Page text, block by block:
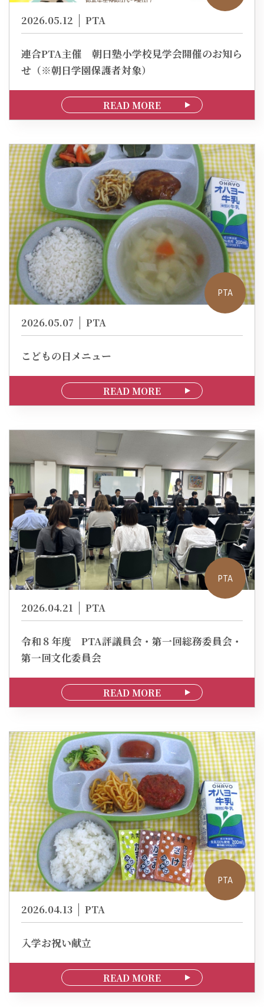
2026.05.12 PTA
連合PTA主催 朝日塾小学校見学会開催のお知ら
せ（※朝日学園保護者対象）
READ MORE
PTA
2026.05.07 PTA
こどもの日メニュー
READ MORE
PTA
2026.04.21 PTA
令和８年度 PTA評議員会・第一回総務委員会・
第一回文化委員会
READ MORE
PTA
2026.04.13 PTA
入学お祝い献立
READ MORE